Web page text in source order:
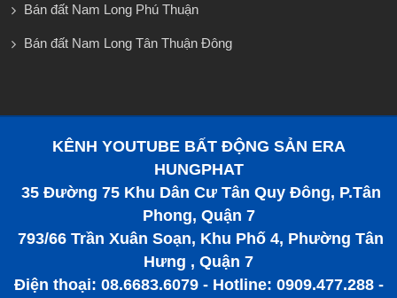
Bán đất Nam Long Phú Thuận
Bán đất Nam Long Tân Thuận Đông
KÊNH YOUTUBE BẤT ĐỘNG SẢN ERA
HUNGPHAT
35 Đường 75 Khu Dân Cư Tân Quy Đông, P.Tân
Phong, Quận 7
793/66 Trần Xuân Soạn, Khu Phố 4, Phường Tân
Hưng , Quận 7
Điện thoại: 08.6683.6079 - Hotline: 0909.477.288 -